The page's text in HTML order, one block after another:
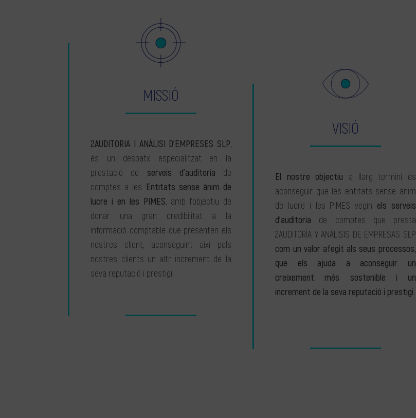
MISSIÓ
2AUDITORIA I ANÀLISI D’EMPRESES SLP,
és un despatx especialitzat en la
prestació de serveis d’auditoria de
comptes a les Entitats sense ànim de
lucre i en les PIMES, amb l’objectiu de
donar una gran credibilitat a la
informació comptable que presenten els
nostres client, aconseguint així pels
nostres clients un altr increment de la
seva reputació i prestigi.
VISIÓ
El nostre objectiu a llarg termini és
aconseguir que les entitats sense ànim
de lucre i les PIMES vegin els serveis
d’auditoria de comptes que presta
2AUDITORÍA Y ANÁLISIS DE EMPRESAS SLP
com un valor afegit als seus processos,
que els ajuda a aconseguir un
creixement més sostenible i un
increment de la seva reputació i prestigi.